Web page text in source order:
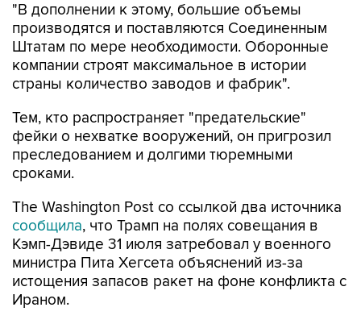
"В дополнении к этому, большие объемы
производятся и поставляются Соединенным
Штатам по мере необходимости. Оборонные
компании строят максимальное в истории
страны количество заводов и фабрик".
Тем, кто распространяет "предательские"
фейки о нехватке вооружений, он пригрозил
преследованием и долгими тюремными
сроками.
The Washington Post со ссылкой два источника
сообщила, что Трамп на полях совещания в
Кэмп-Дэвиде 31 июля затребовал у военного
министра Пита Хегсета объяснений из-за
истощения запасов ракет на фоне конфликта с
Ираном.